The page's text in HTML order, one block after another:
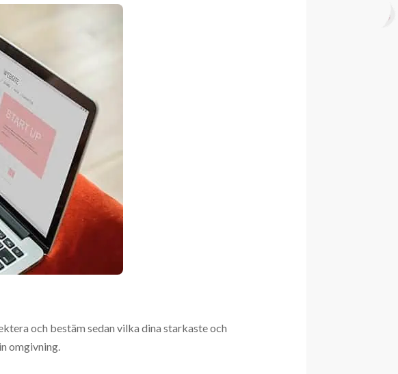
och bestäm sedan vilka dina starkaste och
omgivning.